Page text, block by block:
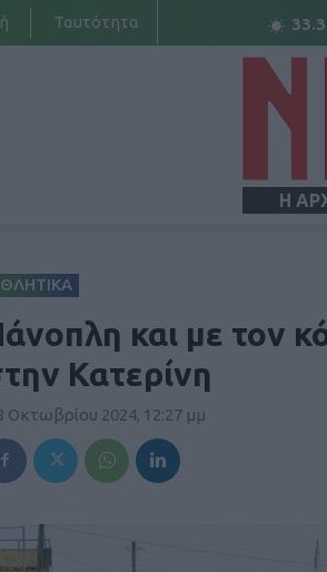
33.3
Ταυτότητα
Η
και με τον
Κατερίνη
Οκτωβρίου 2024, 12:27 μμ